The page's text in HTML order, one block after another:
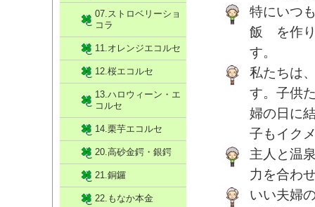
特にいつ
飯 を作り
す。
私たちは
す。子供
婦の日に
子もイク
主人と温
力を合わ
いい夫婦
07.ストロベリーショ
コラ
11.オレンジエコルセ
12.桜エコルセ
13.ハロウィーン・エ
コルセ
14.栗芋エコルセ
20.高砂金鍔・銀鍔
21.銅鑼
22.もなか本金